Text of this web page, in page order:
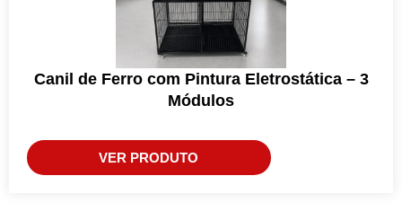
Canil de Ferro com Pintura Eletrostática – 3
Módulos
VER PRODUTO